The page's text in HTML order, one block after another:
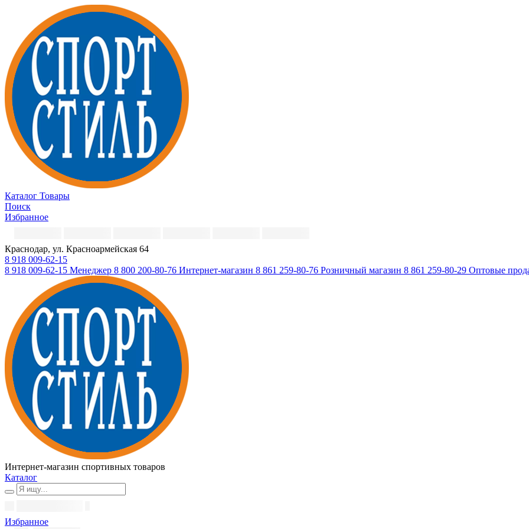
Каталог Товары
Поиск
Избранное
Краснодар, ул. Красноармейская 64
8 918 009-62-15
8 918 009-62-15 Менеджер 8 800 200-80-76 Интернет-магазин 8 861 259-80-76 Розничный магазин 8 861 259-80-29 Оптовые
Интернет-магазин спортивных товаров
Каталог
Избранное